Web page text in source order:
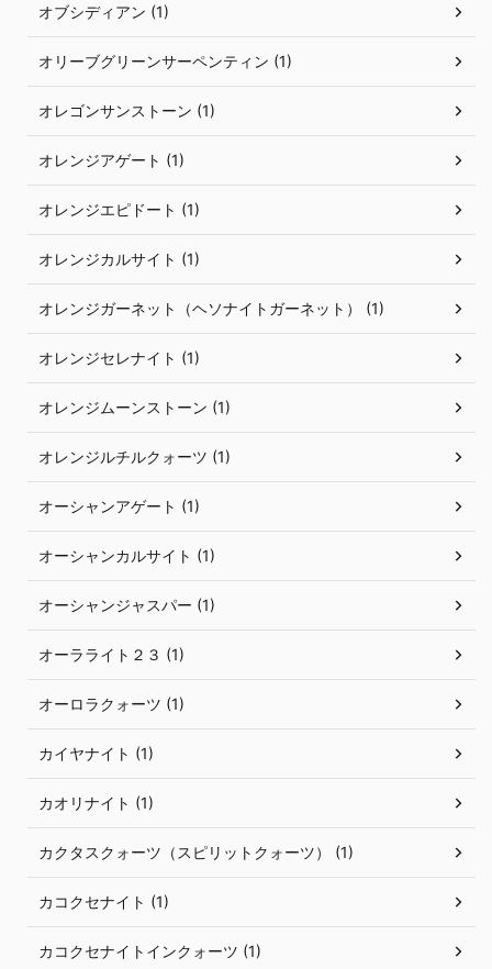
オブシディアン (1)
オリーブグリーンサーペンティン (1)
オレゴンサンストーン (1)
オレンジアゲート (1)
オレンジエピドート (1)
オレンジカルサイト (1)
オレンジガーネット（ヘソナイトガーネット） (1)
オレンジセレナイト (1)
オレンジムーンストーン (1)
オレンジルチルクォーツ (1)
オーシャンアゲート (1)
オーシャンカルサイト (1)
オーシャンジャスパー (1)
オーラライト２３ (1)
オーロラクォーツ (1)
カイヤナイト (1)
カオリナイト (1)
カクタスクォーツ（スピリットクォーツ） (1)
カコクセナイト (1)
カコクセナイトインクォーツ (1)